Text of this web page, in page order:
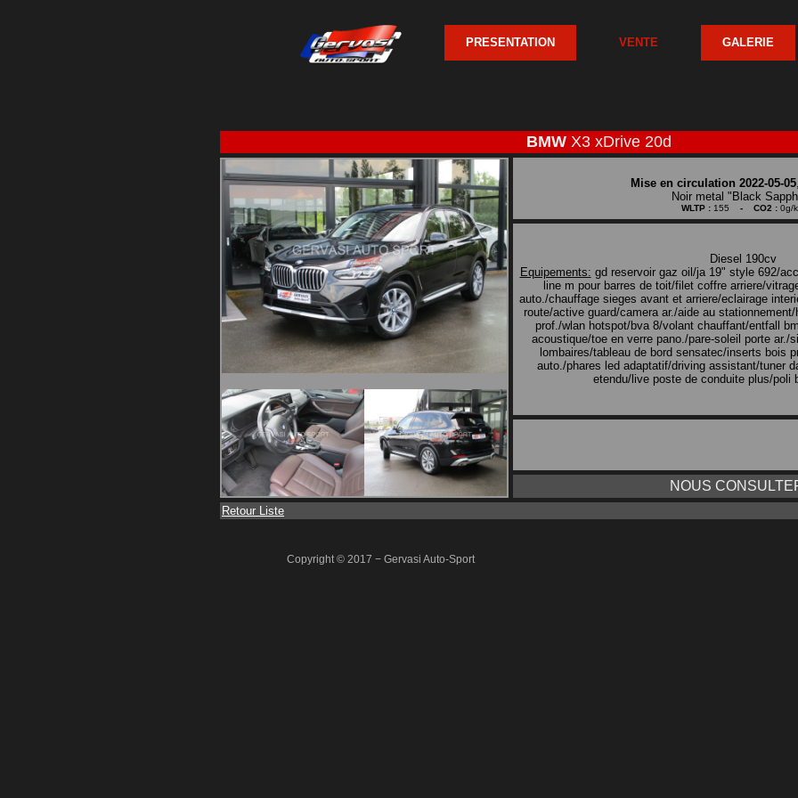
PRESENTATION VENTE GALERIE
BMW X3 xDrive 20d
Mise en circulation 2022-05-05
Noir metal "Black
WLTP : 155 - CO2 : 0g/
Diesel 190cv
Equipements: gd reservoir gaz oil/ja 19" style 692/
line m pour barres de toit/filet coffre arriere/
auto./chauffage sieges avant et arriere/eclairage
route/active guard/camera ar./aide au
prof./wlan hotspot/bva 8/volant chauffant/entfall
acoustique/toe en verre pano./pare-soleil porte ar./
lombaires/tableau de bord sensatec/inserts bois
auto./phares led adaptatif/driving assistant/tuner
etendu/live poste de conduite plus/poli
NOUS
Retour Liste
Copyright © 2017 − Gervasi Auto-Sport